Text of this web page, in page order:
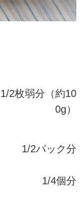
1/2枚弱分（約10
0g）
1/2パック分
1/4個分